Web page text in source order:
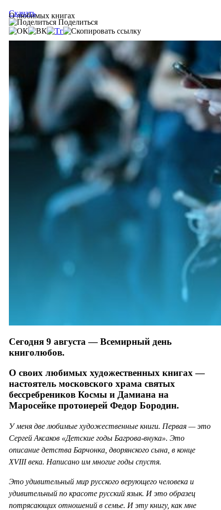
О любимых книгах
Скачать
Поделиться
Сегодня 9 августа — Всемирный день
книголюбов.
О своих любимых художественных книгах —
настоятель московского храма святых
бессребреников Космы и Дамиана на
Маросейке протоиерей Федор Бородин.
У меня две любимые художественные книги. Первая — это
Сергей Аксаков «Детские годы Багрова-внука». Это
описание детства Барчонка, дворянского сына, в конце
XVIII века. Написано им многие годы спустя.
Это удивительный мир русского верующего человека и
удивительный по красоте русский язык. И это образец
потрясающих отношений в семье. И эту книгу, как мне